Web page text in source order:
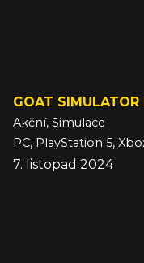
GOAT SIMULATOR
Akční, Simulace
PC, PlayStation 5,
7. listopad 2024